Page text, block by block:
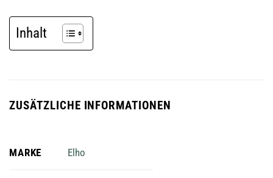
Inhalt
ZUSÄTZLICHE INFORMATIONEN
MARKE Elho